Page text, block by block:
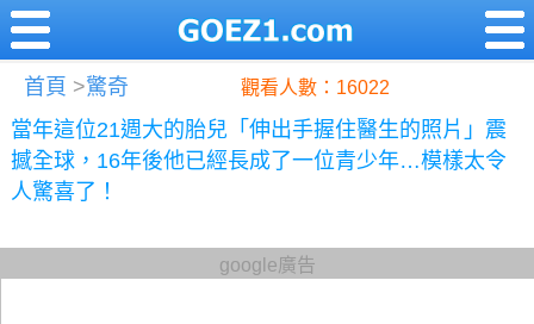
首頁 >驚奇 觀看人數：16022
當年這位21週大的胎兒「伸出手握住醫生的照片」震
撼全球，16年後他已經長成了一位青少年…模樣太令
人驚喜了！
google廣告